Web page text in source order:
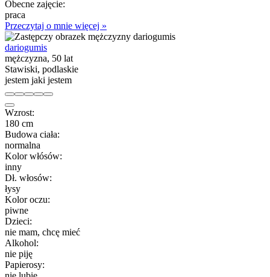
Obecne zajęcie:
praca
Przeczytaj o mnie więcej »
dariogumis
mężczyzna, 50 lat
Stawiski, podlaskie
jestem jaki jestem
Wzrost:
180 cm
Budowa ciała:
normalna
Kolor włósów:
inny
Dł. włosów:
łysy
Kolor oczu:
piwne
Dzieci:
nie mam, chcę mieć
Alkohol:
nie piję
Papierosy: